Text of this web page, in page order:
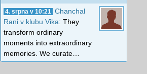
4. srpna v 10:21
Chanchal
Rani v klubu Vika: They
transform ordinary
moments into extraordinary
memories. We curate…